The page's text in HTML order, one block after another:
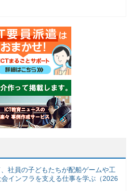
社員の子どもたちが配船ゲームや工
インフラを支える仕事を学ぶ（2026